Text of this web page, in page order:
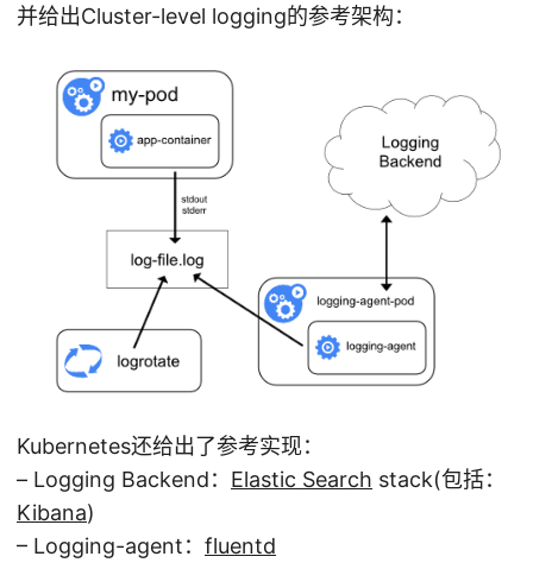
并给出Cluster-level logging的参考架构：
Kubernetes还给出了参考实现：
– Logging Backend： Elastic Search stack(包括：
Kibana)
– Logging-agent： fluentd